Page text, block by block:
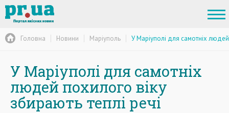
Головна Новини Маріуполь У Маріуполі для самотніх
У Маріуполі для самотніх
людей похилого віку
збирають теплі речі